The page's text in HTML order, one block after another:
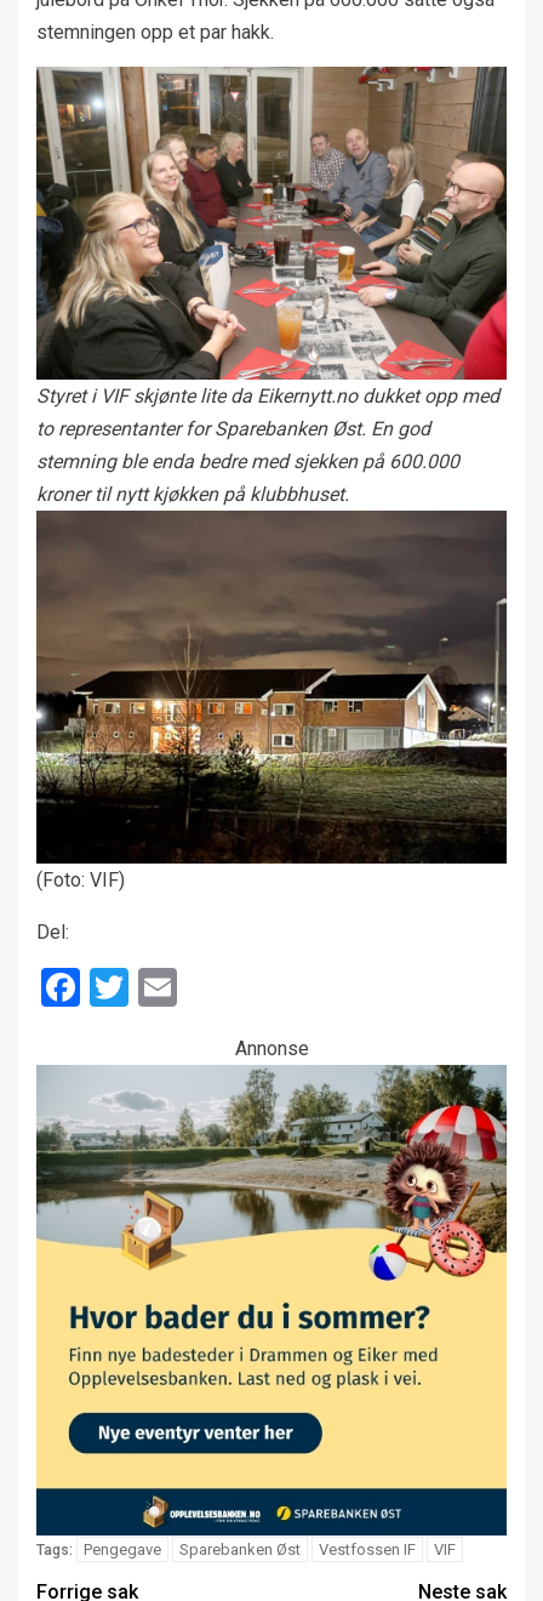
stemningen opp et par hakk.
Styret i VIF skjønte lite da Eikernytt.no dukket opp med
to representanter for Sparebanken Øst. En god
stemning ble enda bedre med sjekken på 600.000
kroner til nytt kjøkken på klubbhuset.
(Foto: VIF)
Del:
Facebook
Twitter
Annonse
Tags: Pengegave Sparebanken Øst Vestfossen IF VIF
Forrige sak
Neste sak